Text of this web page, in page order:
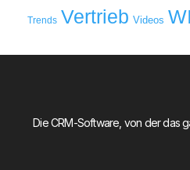
Trends Vertrieb Videos
Die CRM-Software, von der das